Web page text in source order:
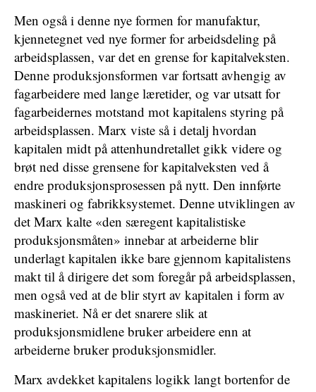
Men også i denne nye formen for manufaktur,
kjennetegnet ved nye former for arbeidsdeling på
arbeidsplassen, var det en grense for kapitalveksten.
Denne produksjonsformen var fortsatt avhengig av
fagarbeidere med lange læretider, og var utsatt for
fagarbeidernes motstand mot kapitalens styring på
arbeidsplassen. Marx viste så i detalj hvordan
kapitalen midt på attenhundretallet gikk videre og
brøt ned disse grensene for kapitalveksten ved å
endre produksjonsprosessen på nytt. Den innførte
maskineri og fabrikksystemet. Denne utviklingen av
det Marx kalte «den særegent kapitalistiske
produksjonsmåten» innebar at arbeiderne blir
underlagt kapitalen ikke bare gjennom kapitalistens
makt til å dirigere det som foregår på arbeidsplassen,
men også ved at de blir styrt av kapitalen i form av
maskineriet. Nå er det snarere slik at
produksjonsmidlene bruker arbeidere enn at
arbeiderne bruker produksjonsmidler.
Marx avdekket kapitalens logikk langt bortenfor de